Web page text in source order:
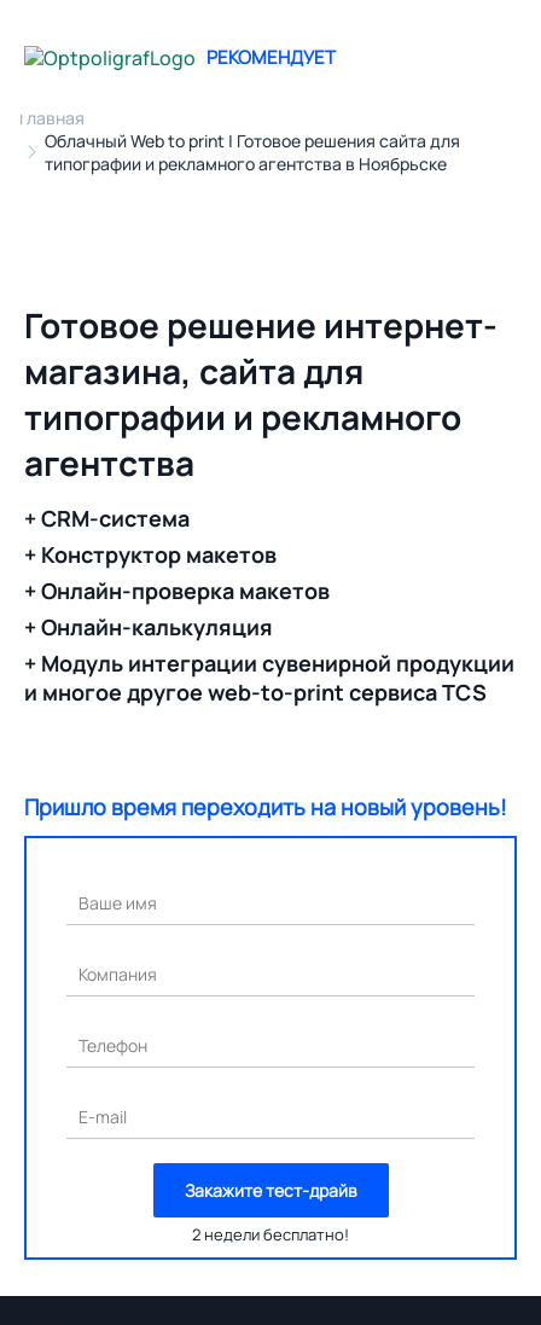
Главная
Облачный Web to print | Готовое решения сайта для
типографии и рекламного агентства в Ноябрьске
РЕКОМЕНДУЕТ
Готовое решение интернет-
магазина, сайта для
типографии и рекламного
агентства
+ CRM-система
+ Конструктор макетов
+ Онлайн-проверка макетов
+ Онлайн-калькуляция
+ Модуль интеграции сувенирной продукции
и многое другое web-to-print сервиса TCS
Пришло время переходить на новый уровень!
Ваше имя
Компания
Телефон
E-mail
Закажите тест-драйв
2 недели бесплатно!